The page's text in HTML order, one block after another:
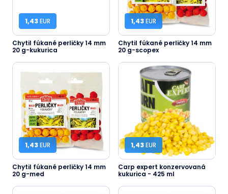
1,43EUR
Chytil fúkané perličky 14 mm
20 g-kukurica
1,43EUR
Chytil fúkané perličky 14 mm
20 g-scopex
1,43EUR
Chytil fúkané perličky 14 mm
20 g-med
1,43EUR
Carp expert konzervovaná
kukurica - 425 ml